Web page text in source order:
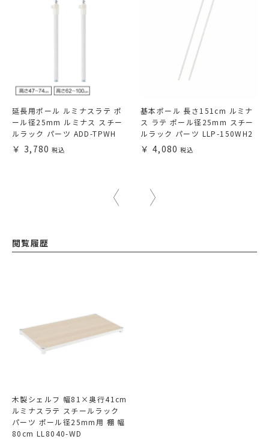
延長用ポール ルミナスラテ ポ
ール径25mm ルミナス スチー
ルラック パーツ ADD-TPWH
3,780
基本ポール 長さ151cm ルミナ
ス ラテ ポール径25mm スチー
ルラック パーツ LLP-150WH2
4,080
閲覧履歴
木製シェルフ 幅81×奥行41cm
ルミナスラテ スチールラック
パーツ ポール径25mm用 棚 幅
80cm LL8040-WD